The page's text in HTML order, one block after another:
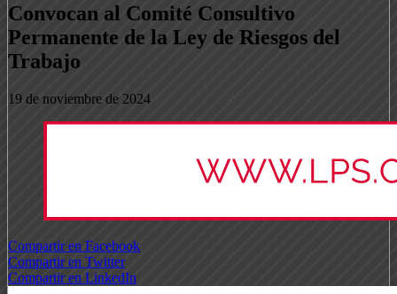
Convocan al Comité Consultivo
Permanente de la Ley de Riesgos del
Trabajo
19 de noviembre de 2024
Compartir en Facebook
Compartir en Twitter
Compartir en LinkedIn